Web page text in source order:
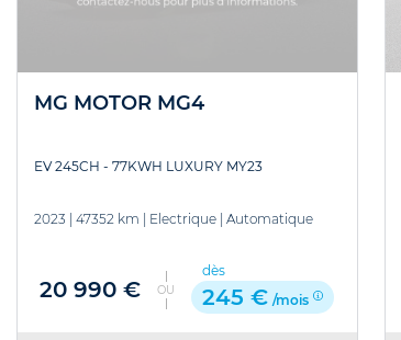
MG MOTOR MG4
EV 245CH - 77KWH LUXURY MY23
2023 47352 km Electrique Automatique
20 990 € OU
dès
245 € /mois